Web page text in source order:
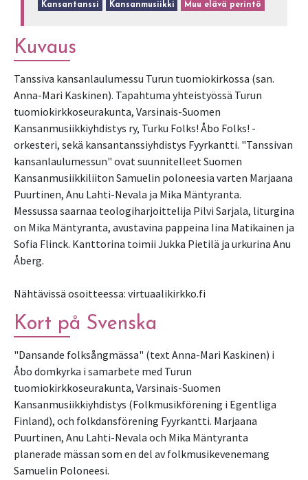
Kansantanssi Kansanmusiikki Muu elävä perintö
Kuvaus
Tanssiva kansanlaulumessu Turun tuomiokirkossa (san.
Anna-Mari Kaskinen). Tapahtuma yhteistyössä Turun
tuomiokirkkoseurakunta, Varsinais-Suomen
Kansanmusiikkiyhdistys ry, Turku Folks! Åbo Folks! -
orkesteri, sekä kansantanssiyhdistys Fyyrkantti. "Tanssivan
kansanlaulumessun" ovat suunnitelleet Suomen
Kansanmusiikkiliiton Samuelin poloneesia varten Marjaana
Puurtinen, Anu Lahti-Nevala ja Mika Mäntyranta.
Messussa saarnaa teologiharjoittelija Pilvi Sarjala, liturgina
on Mika Mäntyranta, avustavina pappeina Iina Matikainen ja
Sofia Flinck. Kanttorina toimii Jukka Pietilä ja urkurina Anu
Åberg.
Nähtävissä osoitteessa: virtuaalikirkko.fi
Kort på Svenska
"Dansande folksångmässa" (text Anna-Mari Kaskinen) i
Åbo domkyrka i samarbete med Turun
tuomiokirkkoseurakunta, Varsinais-Suomen
Kansanmusiikkiyhdistys (Folkmusikförening i Egentliga
Finland), och folkdansförening Fyyrkantti. Marjaana
Puurtinen, Anu Lahti-Nevala och Mika Mäntyranta
planerade mässan som en del av folkmusikevenemang
Samuelin Poloneesi.